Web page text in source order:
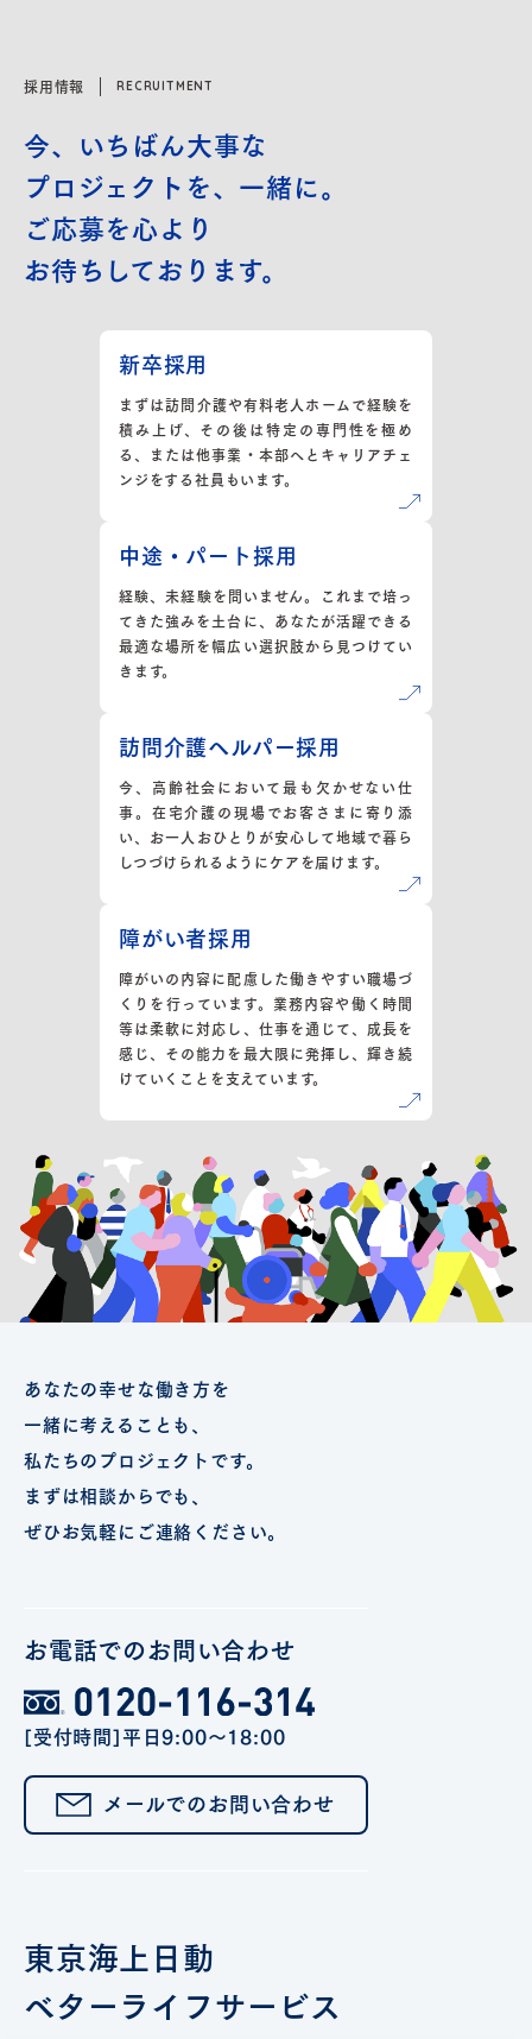
採用情報 RECRUITMENT
今、いちばん大事な
プロジェクトを、一緒に。
ご応募を心より
お待ちしております。
新卒採用
まずは訪問介護や有料老人ホームで経験を
積み上げ、その後は特定の専門性を極め
る、または他事業・本部へとキャリアチェ
ンジをする社員もいます。
中途・パート採用
経験、未経験を問いません。これまで培っ
てきた強みを土台に、あなたが活躍できる
最適な場所を幅広い選択肢から見つけてい
きます。
訪問介護ヘルパー採用
今、高齢社会において最も欠かせない仕
事。在宅介護の現場でお客さまに寄り添
い、お一人おひとりが安心して地域で暮ら
しつづけられるようにケアを届けます。
障がい者採用
障がいの内容に配慮した働きやすい職場づ
くりを行っています。業務内容や働く時間
等は柔軟に対応し、仕事を通じて、成長を
感じ、その能力を最大限に発揮し、輝き続
けていくことを支えています。
あなたの幸せな働き方を
一緒に考えることも、
私たちのプロジェクトです。
まずは相談からでも、
ぜひお気軽にご連絡ください。
お電話でのお問い合わせ
[受付時間]平日9:00～18:00
メールでのお問い合わせ
東京海上日動
ベターライフサービス